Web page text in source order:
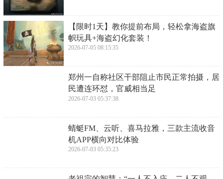
​“谁砸文旅牌子，我砸谁饭碗。”沈阳文旅局
长放狠话了
2026-07-05 08:29:00
​20年前首飞惊天动地，如今杨利伟仍想77岁
再上太空！
2026-07-05 08:26:46
​婚前性行为不是“下贱”是作贱自己
则，追求生活的平淡静谧